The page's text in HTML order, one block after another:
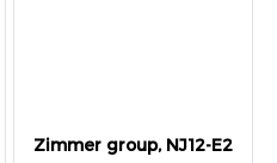
Zimmer group, NJ12-E2